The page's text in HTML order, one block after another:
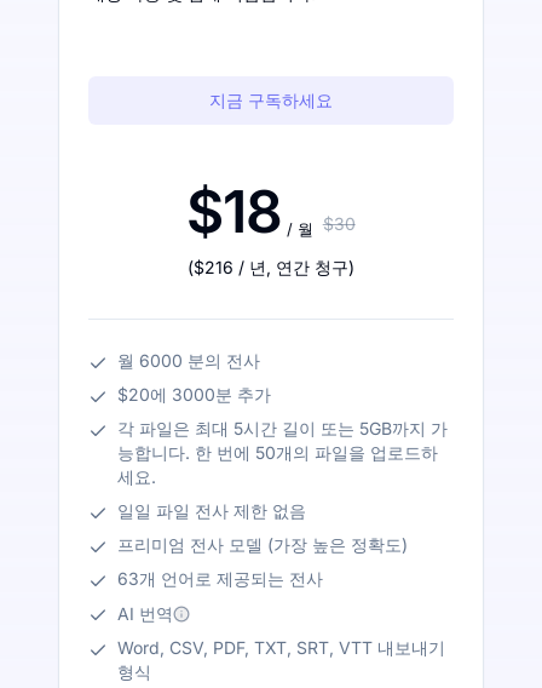
지금 구독하세요
$18 / 월 $30
($216 / 년, 연간 청구)
월 6000 분의 전사
$20에 3000분 추가
각 파일은 최대 5시간 길이 또는 5GB까지 가
능합니다. 한 번에 50개의 파일을 업로드하
세요.
일일 파일 전사 제한 없음
프리미엄 전사 모델 (가장 높은 정확도)
63개 언어로 제공되는 전사
AI 번역
Word, CSV, PDF, TXT, SRT, VTT 내보내기
형식